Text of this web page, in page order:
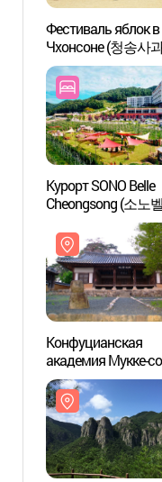
Фестиваль яблок в
Чхонсоне (청송사
Курорт SONO Belle
Cheongsong (소노벨
Конфуцианская
академия Мукке-
фамильный дом
клана Кимов Андона
(묵계서원 및 안동
묵계종택)